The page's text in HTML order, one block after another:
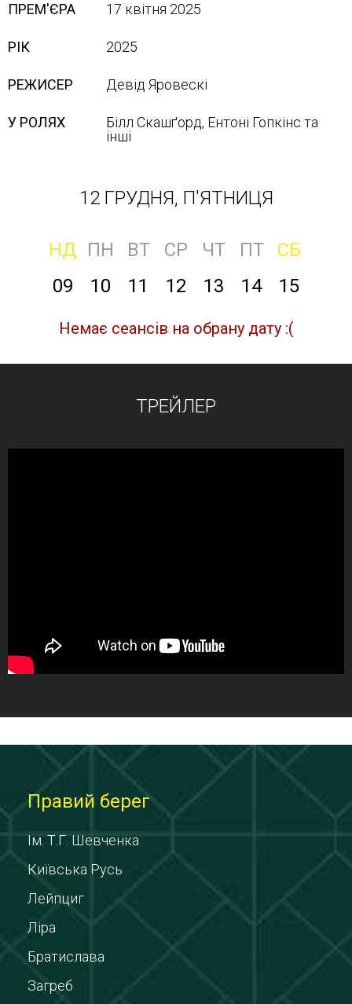
ПРЕМ'ЄРА 17 квітня 2025
РІК 2025
РЕЖИСЕР Девід Яровескі
У РОЛЯХ
Білл Скашґорд, Ентоні Гопкінс та
інші
12 ГРУДНЯ, П'ЯТНИЦЯ
НД ПН ВТ СР ЧТ ПТ
СБ
09
10 11 12 13 14 15
Немає сеансів на обрану дату :(
ТРЕЙЛЕР
Правий берег
Ім. Т.Г. Шевченка
Київська Русь
Лейпциг
Ліра
Братислава
Загреб